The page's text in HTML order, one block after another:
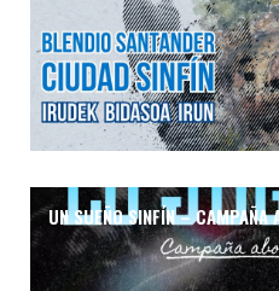
UN SUEÑO SINFÍN –